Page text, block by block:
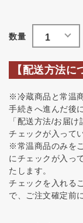
【配送方法に
※冷蔵商品と常温
手続きへ進んだ後
「配送方法/お届
チェックが入って
※常温商品のみを
にチェックが入っ
たします。
チェックを入れる
で、ご注文確定前